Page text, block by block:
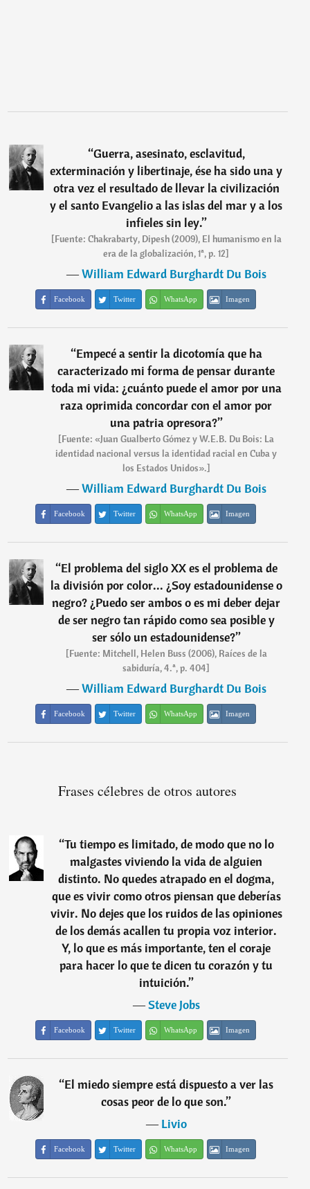
“Guerra, asesinato, esclavitud,
exterminación y libertinaje, ése ha sido una y
otra vez el resultado de llevar la civilización
y el santo Evangelio a las islas del mar y a los
infieles sin ley.”
[Fuente: Chakrabarty, Dipesh (2009), El humanismo en la
era de la globalización, 1ª, p. 12]
―William Edward Burghardt Du Bois
Facebook Twitter WhatsApp Imagen
“Empecé a sentir la dicotomía que ha
caracterizado mi forma de pensar durante
toda mi vida: ¿cuánto puede el amor por una
raza oprimida concordar con el amor por
una patria opresora?”
[Fuente: «Juan Gualberto Gómez y W.E.B. Du Bois: La
identidad nacional versus la identidad racial en Cuba y
los Estados Unidos».]
―William Edward Burghardt Du Bois
Facebook Twitter WhatsApp Imagen
“El problema del siglo XX es el problema de
la división por color... ¿Soy estadounidense o
negro? ¿Puedo ser ambos o es mi deber dejar
de ser negro tan rápido como sea posible y
ser sólo un estadounidense?”
[Fuente: Mitchell, Helen Buss (2006), Raíces de la
sabiduría, 4.ª, p. 404]
―William Edward Burghardt Du Bois
Facebook Twitter WhatsApp Imagen
Frases célebres de otros autores
“Tu tiempo es limitado, de modo que no lo
malgastes viviendo la vida de alguien
distinto. No quedes atrapado en el dogma,
que es vivir como otros piensan que deberías
vivir. No dejes que los ruidos de las opiniones
de los demás acallen tu propia voz interior.
Y, lo que es más importante, ten el coraje
para hacer lo que te dicen tu corazón y tu
intuición.”
―Steve Jobs
Facebook Twitter WhatsApp Imagen
“El miedo siempre está dispuesto a ver las
cosas peor de lo que son.”
―Livio
Facebook Twitter WhatsApp Imagen